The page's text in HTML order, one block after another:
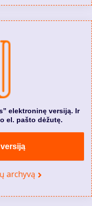
elektroninę versiją. Ir
el. pašto dėžutę.
archyvą